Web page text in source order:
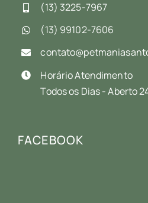
(13) 3225-7967
(13) 99102-7606
Horário Atendimento
Todos os Dias - Aberto
FACEBOOK